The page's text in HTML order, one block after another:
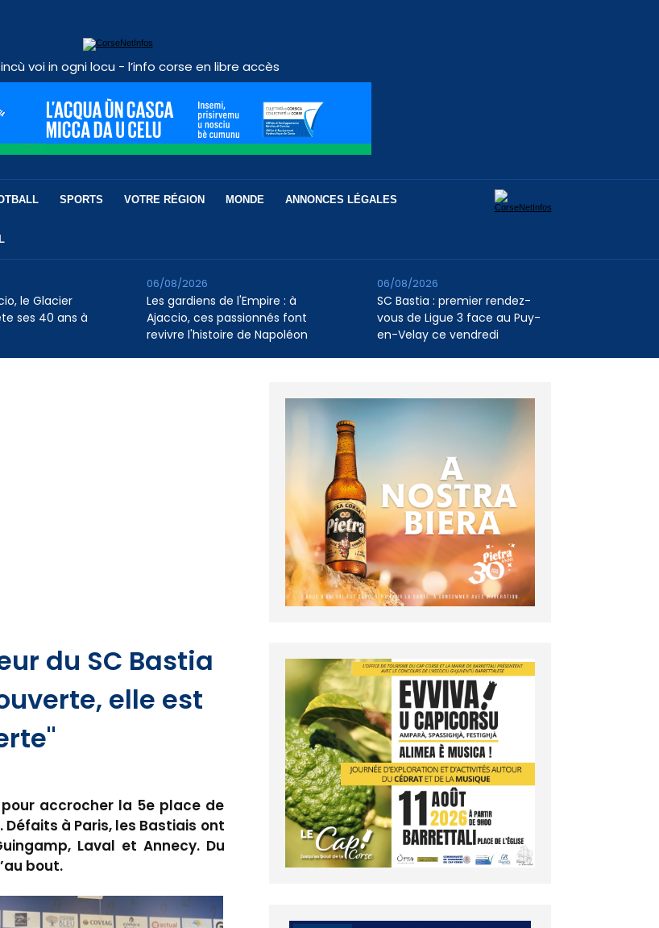
voi in ogni locu - l’info corse en libre accès
SPORTS VOTRE RÉGION MONDE ANNONCES LÉGALES
le Glacier
ses 40 ans à
Les gardiens de l'Empire : à
Ajaccio, ces passionnés font
revivre l'histoire de Napoléon
06/08/2026
SC Bastia : premier rendez-
vous de Ligue 3 face au Puy-
en-Velay ce vendredi
06/08/2026
du SC Bastia
elle est
accrocher la 5e place de
Défaits à Paris, les Bastiais ont
Laval et Annecy. Du
bout.